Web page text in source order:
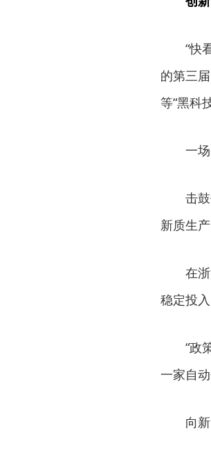
“快
的第三
等“黑科
一
击
新质生
在
稳定投
“政
一家自
向